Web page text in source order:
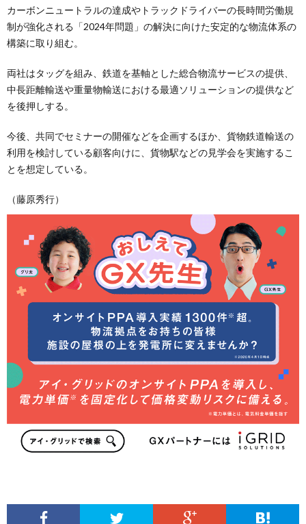
カーボンニュートラルの達成やトラックドライバーの長時間労働規
制が強化される「2024年問題」の解決に向けた安定的な物流体系の
構築に取り組む。
両社はタッグを組み、鉄道を基軸とした総合物流サービスの提供、
中長距離輸送や重量物輸送における最適ソリューションの提供など
を後押しする。
今後、共同でセミナーの開催などを企画するほか、貨物鉄道輸送の
利用を検討している顧客向けに、貨物駅などの見学会を実施するこ
とを想定している。
（藤原秀行）